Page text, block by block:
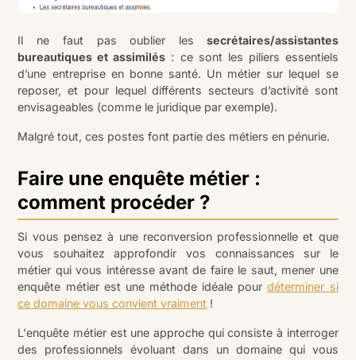
Il ne faut pas oublier les secrétaires/assistantes
bureautiques et assimilés : ce sont les piliers essentiels
d’une entreprise en bonne santé. Un métier sur lequel se
reposer, et pour lequel différents secteurs d’activité sont
envisageables (comme le juridique par exemple).
Malgré tout, ces postes font partie des métiers en pénurie.
Faire une enquête métier :
comment procéder ?
Si vous pensez à une reconversion professionnelle et que
vous souhaitez approfondir vos connaissances sur le
métier qui vous intéresse avant de faire le saut, mener une
enquête métier est une méthode idéale pourdéterminer si
ce domaine vous convient vraiment !
L'enquête métier est une approche qui consiste à interroger
des professionnels évoluant dans un domaine qui vous